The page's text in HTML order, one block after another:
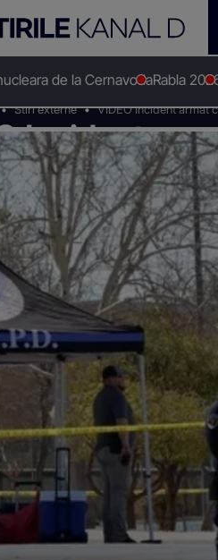
de la CernavodaRabla
Stiri externe VIDEO Incident armat
Incident
unul de 16